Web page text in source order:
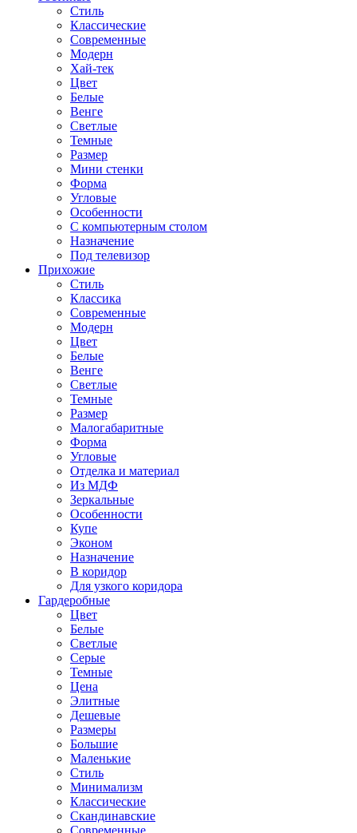
Стиль
Классические
Современные
Модерн
Хай-тек
Цвет
Белые
Венге
Светлые
Темные
Размер
Мини стенки
Форма
Угловые
Особенности
С компьютерным столом
Назначение
Под телевизор
Прихожие
Стиль
Классика
Современные
Модерн
Цвет
Белые
Венге
Светлые
Темные
Размер
Малогабаритные
Форма
Угловые
Отделка и материал
Из МДФ
Зеркальные
Особенности
Купе
Эконом
Назначение
В коридор
Для узкого коридора
Гардеробные
Цвет
Белые
Светлые
Серые
Темные
Цена
Элитные
Дешевые
Размеры
Большие
Маленькие
Стиль
Минимализм
Классические
Скандинавские
Современные